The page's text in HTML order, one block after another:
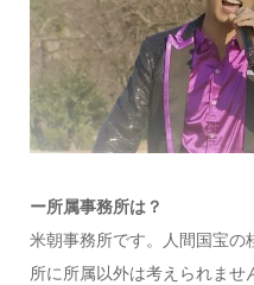
ー所属事務所は？
米朝事務所です。人間国宝の
所に所属以外は考えられま